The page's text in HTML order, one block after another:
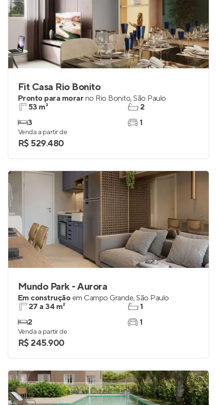
Fit Casa Rio Bonito
Pronto para morar no Rio Bonito,São Paulo
53 m²
3
2
1
Venda a partir de
R$ 529.480
Mundo Park - Aurora
Em construção em Campo Grande,São Paulo
27 a 34 m²
2
1
1
Venda a partir de
R$ 245.900